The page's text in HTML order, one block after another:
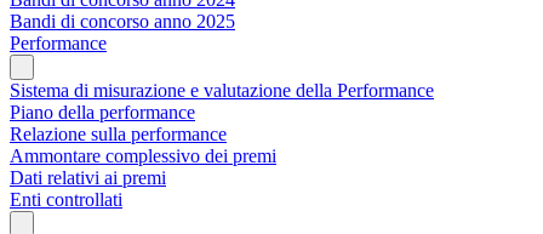
Bandi di concorso anno 2025
Performance
Sistema di misurazione e valutazione della Performance
Piano della performance
Relazione sulla performance
Ammontare complessivo dei premi
Dati relativi ai premi
Enti controllati